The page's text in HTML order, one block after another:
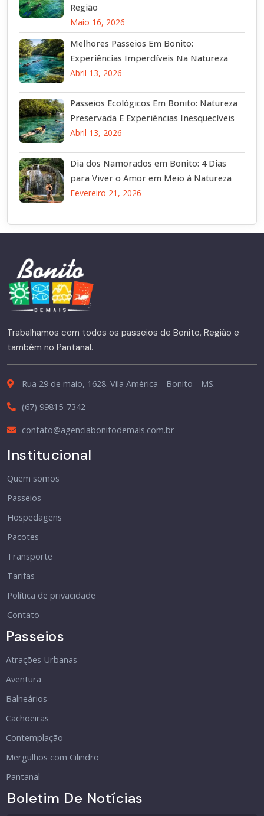
Região
Maio 16, 2026
Melhores Passeios Em Bonito:
Experiências Imperdíveis Na Natureza
Abril 13, 2026
Passeios Ecológicos Em Bonito: Natureza
Preservada E Experiências Inesquecíveis
Abril 13, 2026
Dia dos Namorados em Bonito: 4 Dias
para Viver o Amor em Meio à Natureza
Fevereiro 21, 2026
Trabalhamos com todos os passeios de Bonito, Região e
também no Pantanal.
Rua 29 de maio, 1628. Vila América - Bonito - MS.
(67) 99815-7342
contato@agenciabonitodemais.com.br
Institucional
Quem somos
Passeios
Hospedagens
Pacotes
Transporte
Tarifas
Política de privacidade
Contato
Passeios
Atrações Urbanas
Aventura
Balneários
Cachoeiras
Contemplação
Mergulhos com Cilindro
Pantanal
Boletim De Notícias